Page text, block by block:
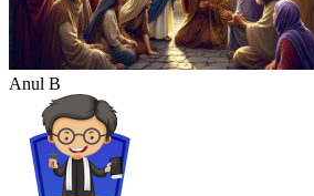
Anul B